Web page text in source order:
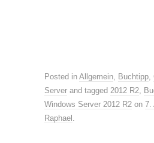
Posted in Allgemein, Buchtipp,
Server and tagged 2012 R2,
Windows Server 2012 R2 on 7.
Raphael .